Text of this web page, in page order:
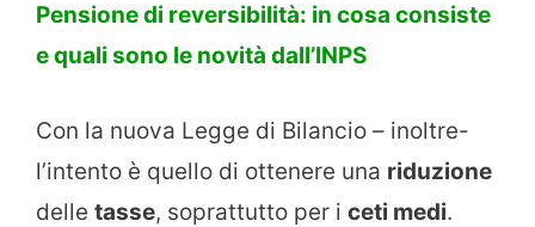
Pensione di reversibilità: in cosa consiste
e quali sono le novità dall’INPS
Con la nuova Legge di Bilancio – inoltre-
l’intento è quello di ottenere una riduzione
delle tasse, soprattutto per i ceti medi.